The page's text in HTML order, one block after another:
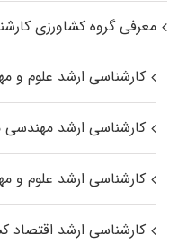
معرفی گروه کشاورزی
کارشناسی ارشد علوم و
کارشناسی ارشد مهندسی
کارشناسی ارشد علوم و
کارشناسی ارشد اقتصاد